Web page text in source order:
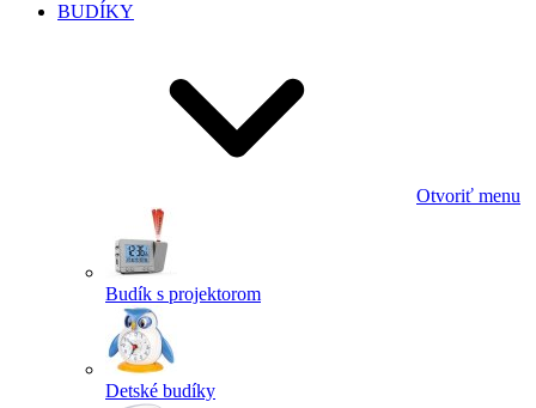
BUDÍKY
Otvoriť menu
Budík s projektorom
Detské budíky